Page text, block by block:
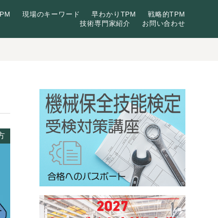
現場のキーワード 早わかりTPM
戦略的TPM
技術専門家紹介
お問い合わせ